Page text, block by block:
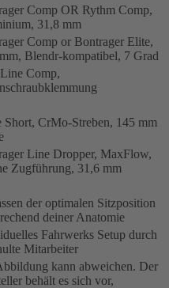
Comp OR Rythm Comp,
31,8 mm
Comp or Bontrager Elite,
Blendr-kompatibel, 7 Grad
Comp,
Short, CrMo-Streben, 145 mm
Line Dropper, MaxFlow,
Zugführung, 31,6 mm
der optimalen Sitzposition
deiner Anatomie
Fahrwerks Setup durch
Mitarbeiter
kann abweichen. Der
behält es sich vor,